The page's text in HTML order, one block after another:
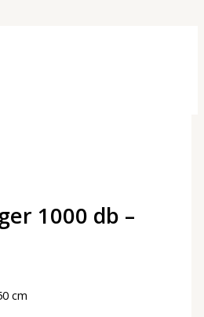
1000 db –
cm